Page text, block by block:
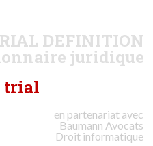
DEFINITION
juridique
trial
en partenariat avec
Baumann Avocats
Droit informatique